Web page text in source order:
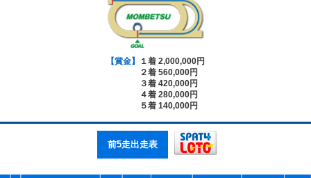
【賞金】
１着 2,000,000円
２着 560,000円
３着 420,000円
４着 280,000円
５着 140,000円
前5走出走表